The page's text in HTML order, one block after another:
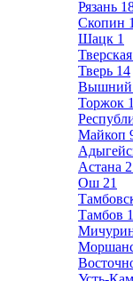
Рязань
Скопин 1
Шацк 1
Тверь 14
Вышний
Торжок 1
Майкоп
Астана
Ош 21
Тамбов